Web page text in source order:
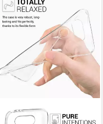
KWMOBILE
Handyhülle Hülle für LG G5 /